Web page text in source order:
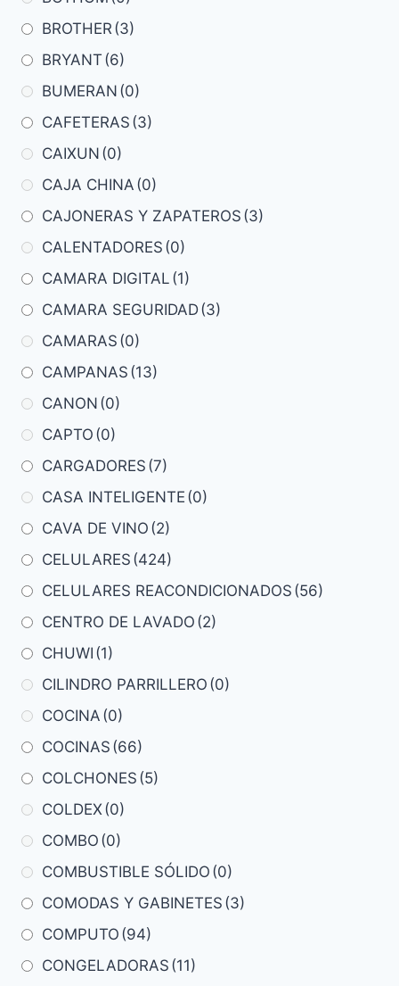
BROTHER (3)
BRYANT (6)
BUMERAN (0)
CAFETERAS (3)
CAIXUN (0)
CAJA CHINA (0)
CAJONERAS Y ZAPATEROS (3)
CALENTADORES (0)
CAMARA DIGITAL (1)
CAMARA SEGURIDAD(3)
CAMARAS (0)
CAMPANAS (13)
CANON (0)
CAPTO (0)
CARGADORES (7)
CASA INTELIGENTE (0)
CAVA DE VINO (2)
CELULARES (424)
CELULARES REACONDICIONADOS (56)
CENTRO DE LAVADO (2)
CHUWI (1)
CILINDRO PARRILLERO (0)
COCINA (0)
COCINAS (66)
COLCHONES (5)
COLDEX(0)
COMBO (0)
COMBUSTIBLE SÓLIDO (0)
COMODAS Y GABINETES (3)
COMPUTO (94)
CONGELADORAS (11)